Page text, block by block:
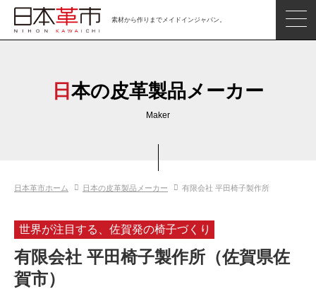
素材から作りまでメイドインジャパン。
革市通信
日本の革の良さを知ろう
お問い合わせ
閲覧したアイテム
日本の皮革製品メーカー
Maker
日本革市ホーム 日本の皮革製品メーカー 有限会社 平田椅子製作所
世界が注目する、佐賀発の椅子づくり
有限会社 平田椅子製作所（佐賀県佐
賀市）